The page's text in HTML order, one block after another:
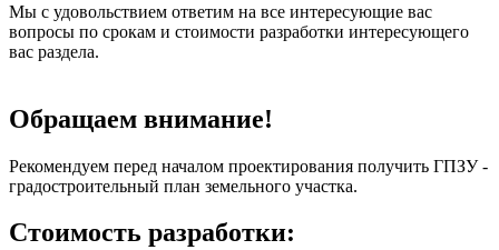
Мы с удовольствием ответим на все интересующие вас
вопросы по срокам и стоимости разработки интересующего
вас раздела.
Обращаем внимание!
Рекомендуем перед началом проектирования получить ГПЗУ -
градостроительный план земельного участка.
Стоимость разработки: